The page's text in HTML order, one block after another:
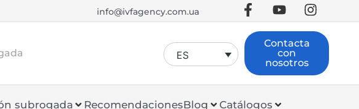
info@ivfagency.com.ua
ES
Contacta
con
nosotros
subrogada RecomendacionesBlog Catálogos